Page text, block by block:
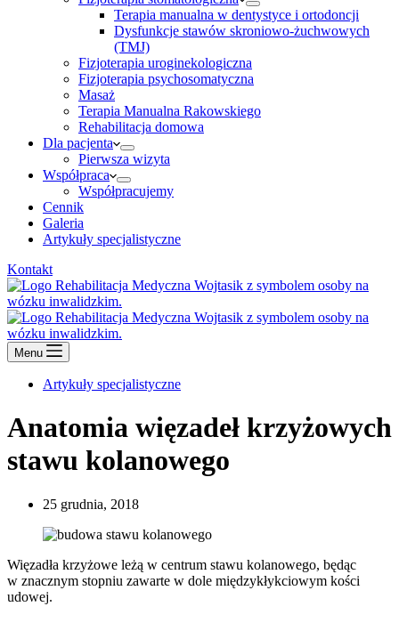
Terapia manualna w dentystyce i ortodoncji
Dysfunkcje stawów skroniowo-żuchwowych
(TMJ)
Fizjoterapia uroginekologiczna
Fizjoterapia psychosomatyczna
Masaż
Terapia Manualna Rakowskiego
Rehabilitacja domowa
Dla pacjenta
Pierwsza wizyta
Współpraca
Współpracujemy
Cennik
Galeria
Artykuły specjalistyczne
Kontakt
Menu
Artykuły specjalistyczne
Anatomia więzadeł krzyżowych
stawu kolanowego
25 grudnia, 2018
Więzadła krzyżowe leżą w centrum stawu kolanowego, będąc
w znacznym stopniu zawarte w dole międzykłykciowym kości
udowej.